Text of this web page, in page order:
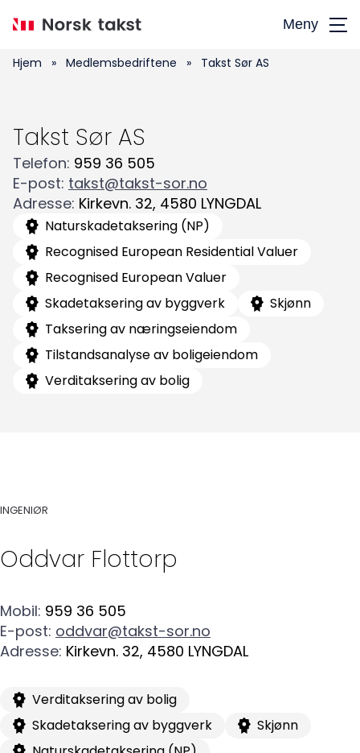
hovedinnhold
Meny
Søk
Hjem » Medlemsbedriftene » Takst Sør AS
Takst Sør AS
Telefon: 959 36 505
E-post: takst@takst-sor.no
Adresse: Kirkevn. 32, 4580 LYNGDAL
Naturskadetaksering (NP)
Recognised European Residential Valuer
Recognised European Valuer
Skadetaksering av byggverk
Skjønn
Taksering av næringseiendom
Tilstandsanalyse av boligeiendom
Verditaksering av bolig
INGENIØR
Oddvar Flottorp
Mobil: 959 36 505
E-post: oddvar@takst-sor.no
Adresse: Kirkevn. 32, 4580 LYNGDAL
Verditaksering av bolig
Skadetaksering av byggverk
Skjønn